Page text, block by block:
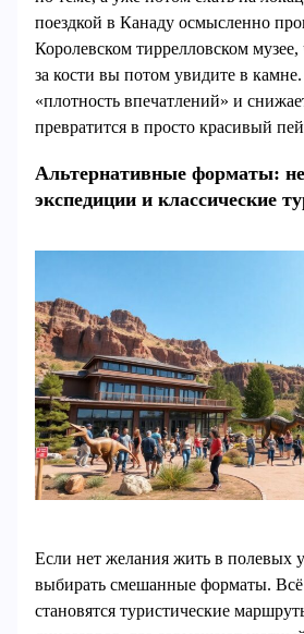
поездкой в Канаду осмысленно
Королевском тиррелловском
за кости вы потом увидите в
«плотность впечатлений» и
превратится в просто красивый
Альтернативные форматы:
экспедиции и классические
Если нет желания жить в полевых
выбирать смешанные форматы. Всё
становятся туристические